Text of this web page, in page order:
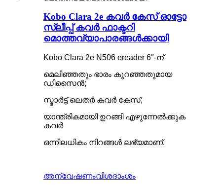
Kobo Clara 2e കവർ കേസ് ഓട്ടോ
സ്ലീപ്പ് കവർ ഫാക്ടറി
മൊത്തവ്യാപാരങ്ങൾക്കായി
Kobo Clara 2e N506 ereader 6″-ന്
മെലിഞ്ഞതും ഭാരം കുറഞ്ഞതുമായ
ഡിസൈൻ;
സ്മാർട്ട് ലെതർ കവർ കേസ്;
യാന്ത്രികമായി ഉറങ്ങി എഴുന്നേൽക്കുക
കവർ
ഒന്നിലധികം നിറങ്ങൾ ലഭ്യമാണ്.
അന്വേഷണംവിശദാംശം